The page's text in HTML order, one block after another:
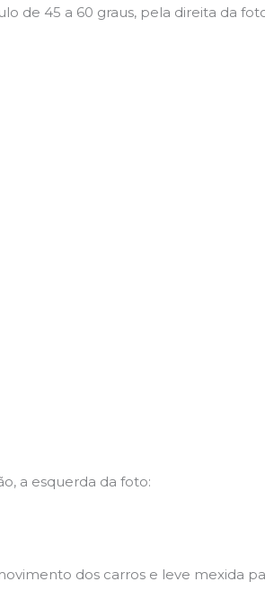
de 45 a 60 graus, pela direita da
a esquerda da foto:
dos carros e leve mexida